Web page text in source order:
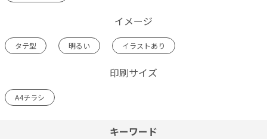
イメージ
タテ型 明るい イラストあり
印刷サイズ
A4チラシ
キーワード